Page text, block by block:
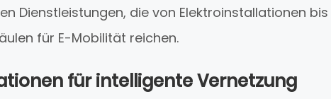
Dienstleistungen, die von Elektroinstallationen bis
für E-Mobilität reichen.
für intelligente Vernetzung